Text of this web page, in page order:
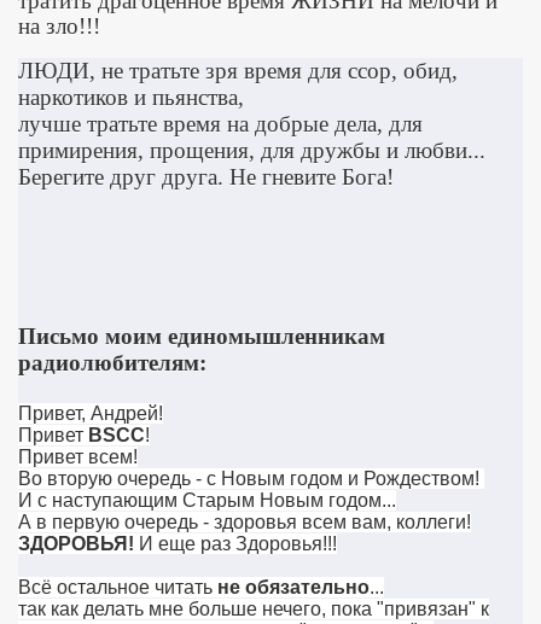
на зло!!!
ЛЮДИ, не тратьте зря время для ссор, обид,
наркотиков и пьянства,
лучше тратьте время на добрые дела, для
примирения, прощения, для дружбы и любви...
Берегите друг друга. Не гневите Бога!
Письмо моим единомышленникам
радиолюбителям:
Привет, Андрей!
Привет BSCC!
Привет всем!
Во вторую очередь - с Новым годом и Рождеством!
И с наступающим Старым Новым годом...
А в первую очередь - здоровья всем вам, коллеги!
ЗДОРОВЬЯ! И еще раз Здоровья!!!
Всё остальное читать не обязательно...
так как делать мне больше нечего, пока "привязан" к